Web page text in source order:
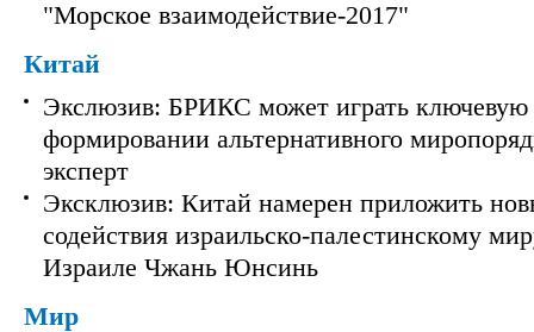
"Морское взаимодействие-2017"
Китай
Экслюзив: БРИКС может играть ключевую
формировании альтернативного
эксперт
Эксклюзив: Китай намерен приложить
содействия израильско-палестинскому
Израиле Чжань Юнсинь
Мир